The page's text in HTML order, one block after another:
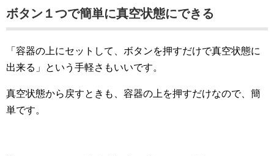
ボタン１つで簡単に真空状態にできる
「容器の上にセットして、ボタンを押すだけで真空状態に
出来る」という手軽さもいいです。
真空状態から戻すときも、容器の上を押すだけなので、簡
単です。